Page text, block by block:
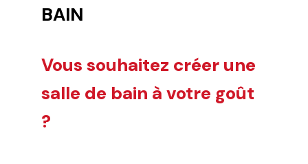
BAIN
Vous souhaitez créer une
salle de bain à votre goût
?